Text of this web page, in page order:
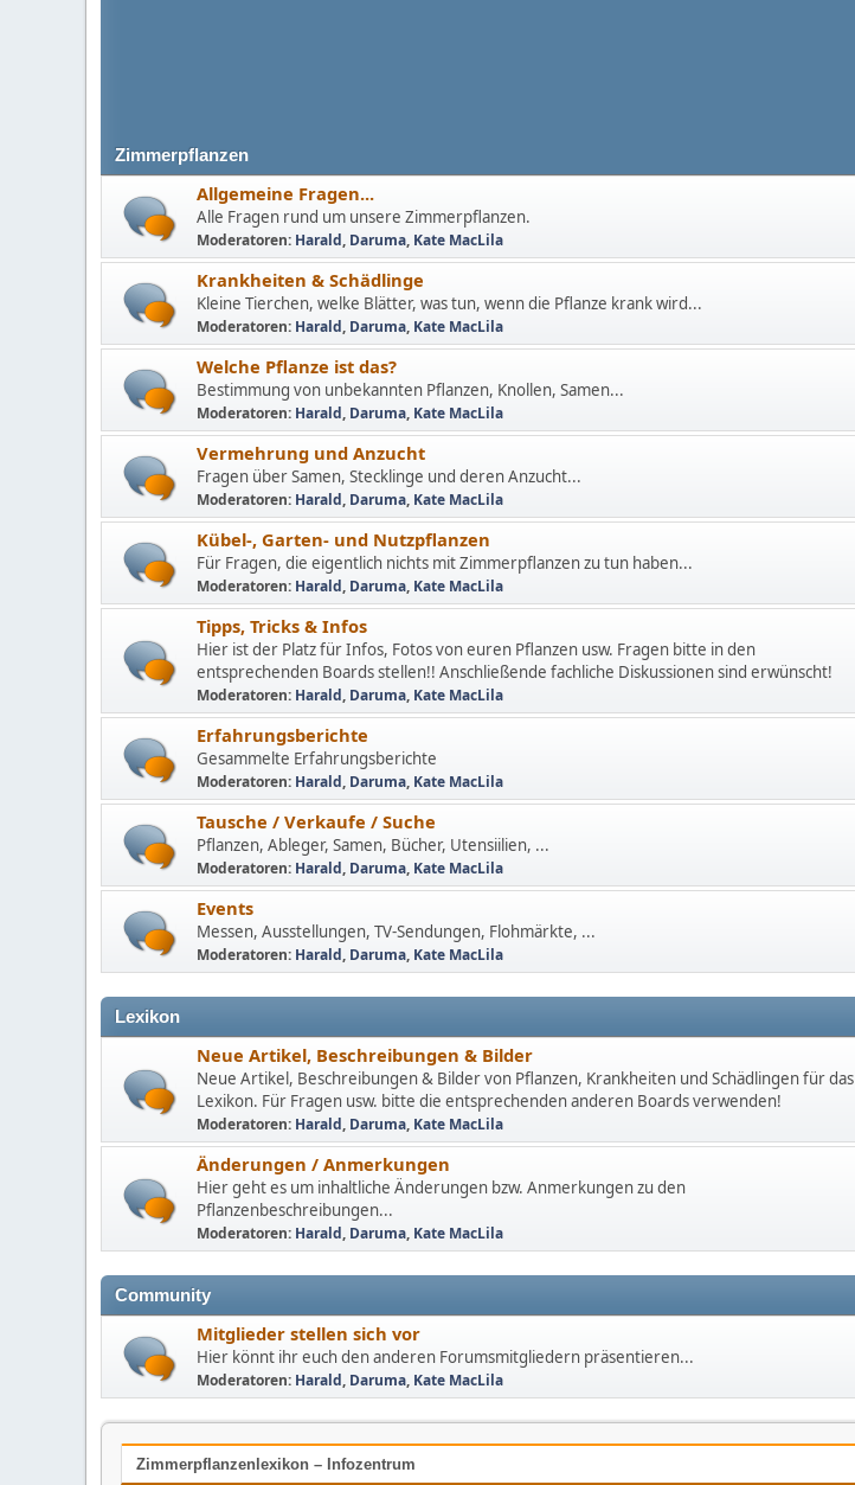
Zimmerpflanzen
Allgemeine Fragen...
Alle Fragen rund um unsere Zimmerpflanzen.
Moderatoren: Harald, Daruma, Kate MacLila
Krankheiten & Schädlinge
Kleine Tierchen, welke Blätter, was tun, wenn die Pflanze krank wird...
Moderatoren: Harald, Daruma, Kate MacLila
Welche Pflanze ist das?
Bestimmung von unbekannten Pflanzen, Knollen, Samen...
Moderatoren: Harald, Daruma, Kate MacLila
Vermehrung und Anzucht
Fragen über Samen, Stecklinge und deren Anzucht...
Moderatoren: Harald, Daruma, Kate MacLila
Kübel-, Garten- und Nutzpflanzen
Für Fragen, die eigentlich nichts mit Zimmerpflanzen zu tun haben...
Moderatoren: Harald, Daruma, Kate MacLila
Tipps, Tricks & Infos
Hier ist der Platz für Infos, Fotos von euren Pflanzen usw. Fragen bitte in den
entsprechenden Boards stellen!! Anschließende fachliche Diskussionen sind erwünscht!
Moderatoren: Harald, Daruma, Kate MacLila
Erfahrungsberichte
Gesammelte Erfahrungsberichte
Moderatoren: Harald, Daruma, Kate MacLila
Tausche / Verkaufe / Suche
Pflanzen, Ableger, Samen, Bücher, Utensiilien, ...
Moderatoren: Harald, Daruma, Kate MacLila
Events
Messen, Ausstellungen, TV-Sendungen, Flohmärkte, ...
Moderatoren: Harald, Daruma, Kate MacLila
Lexikon
Neue Artikel, Beschreibungen & Bilder
Neue Artikel, Beschreibungen & Bilder von Pflanzen, Krankheiten und Schädlingen für das
Lexikon. Für Fragen usw. bitte die entsprechenden anderen Boards verwenden!
Moderatoren: Harald, Daruma, Kate MacLila
Änderungen / Anmerkungen
Hier geht es um inhaltliche Änderungen bzw. Anmerkungen zu den
Pflanzenbeschreibungen...
Moderatoren: Harald, Daruma, Kate MacLila
Community
Mitglieder stellen sich vor
Hier könnt ihr euch den anderen Forumsmitgliedern präsentieren...
Moderatoren: Harald, Daruma, Kate MacLila
Zimmerpflanzenlexikon – Infozentrum